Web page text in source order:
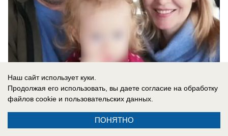
06.08.2026
Наш сайт использует куки.
Продолжая его использовать, вы даете согласие на обработку
файлов cookie и пользовательских данных.
ПОНЯТНО